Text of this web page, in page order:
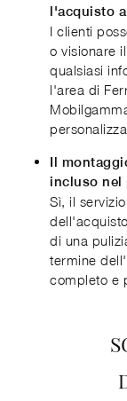
l'acquisto a
I clienti
o visionare
qualsiasi
l'area di
Il
incluso nel
Sì, il
di una
termine
completo e